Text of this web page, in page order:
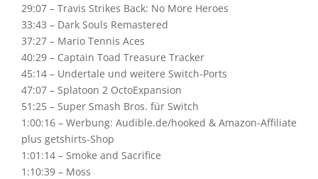
29:07 – Travis Strikes Back: No More Heroes
33:43 – Dark Souls Remastered
37:27 – Mario Tennis Aces
40:29 – Captain Toad Treasure Tracker
45:14 – Undertale und weitere Switch-Ports
47:07 – Splatoon 2 OctoExpansion
51:25 – Super Smash Bros. für Switch
1:00:16 – Werbung: Audible.de/hooked & Amazon-Affiliate
plus getshirts-Shop
1:01:14 – Smoke and Sacrifice
1:10:39 – Moss